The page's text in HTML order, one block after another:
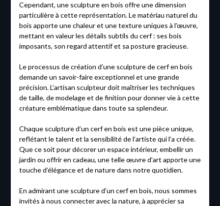
Cependant, une sculpture en bois offre une dimension
particulière à cette représentation. Le matériau naturel du
bois apporte une chaleur et une texture uniques à l’œuvre,
mettant en valeur les détails subtils du cerf : ses bois
imposants, son regard attentif et sa posture gracieuse.
Le processus de création d’une sculpture de cerf en bois
demande un savoir-faire exceptionnel et une grande
précision. L’artisan sculpteur doit maîtriser les techniques
de taille, de modelage et de finition pour donner vie à cette
créature emblématique dans toute sa splendeur.
Chaque sculpture d’un cerf en bois est une pièce unique,
reflétant le talent et la sensibilité de l’artiste qui l’a créée.
Que ce soit pour décorer un espace intérieur, embellir un
jardin ou offrir en cadeau, une telle œuvre d’art apporte une
touche d’élégance et de nature dans notre quotidien.
En admirant une sculpture d’un cerf en bois, nous sommes
invités à nous connecter avec la nature, à apprécier sa